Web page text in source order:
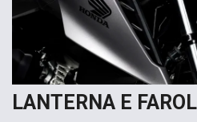
LANTERNA E